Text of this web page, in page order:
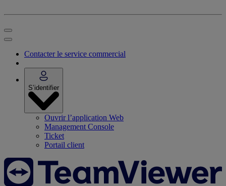
Contacter le service commercial
S’identifier
Ouvrir l’application Web
Management Console
Ticket
Portail client